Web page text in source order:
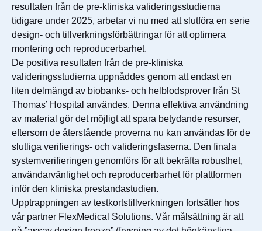
resultaten från de pre-kliniska valideringsstudierna
tidigare under 2025, arbetar vi nu med att slutföra en serie
design- och tillverkningsförbättringar för att optimera
montering och reproducerbarhet.
De positiva resultaten från de pre-kliniska
valideringsstudierna uppnåddes genom att endast en
liten delmängd av biobanks- och helblodsprover från St
Thomas’ Hospital användes. Denna effektiva användning
av material gör det möjligt att spara betydande resurser,
eftersom de återstående proverna nu kan användas för de
slutliga verifierings- och valideringsfaserna. Den finala
systemverifieringen genomförs för att bekräfta robusthet,
användarvänlighet och reproducerbarhet för plattformen
inför den kliniska prestandastudien.
Upptrappningen av testkortstillverkningen fortsätter hos
vår partner FlexMedical Solutions. Vår målsättning är att